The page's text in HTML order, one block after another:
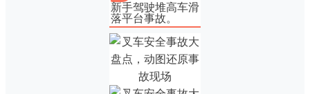
新手驾驶堆高车滑
落平台事故。